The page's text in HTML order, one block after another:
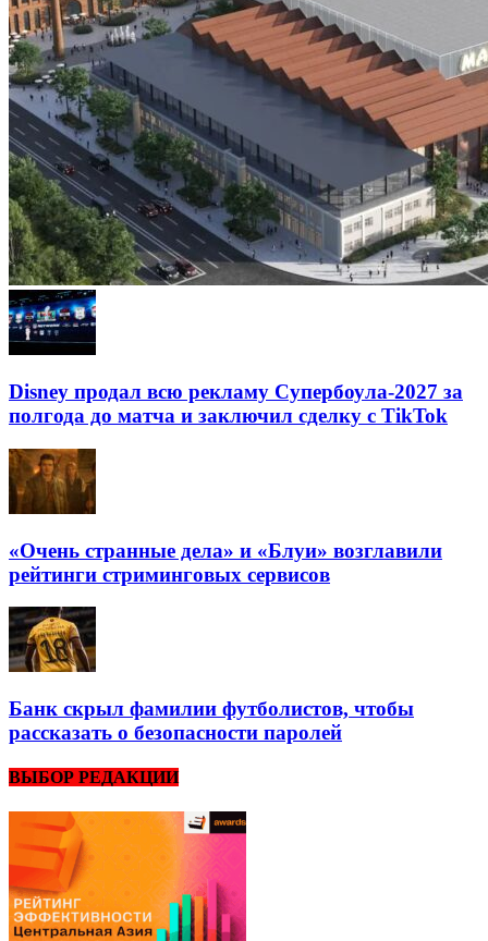
Disney продал всю рекламу Супербоула-2027 за
полгода до матча и заключил сделку с TikTok
«Очень странные дела» и «Блуи» возглавили
рейтинги стриминговых сервисов
Банк скрыл фамилии футболистов, чтобы
рассказать о безопасности паролей
ВЫБОР РЕДАКЦИИ